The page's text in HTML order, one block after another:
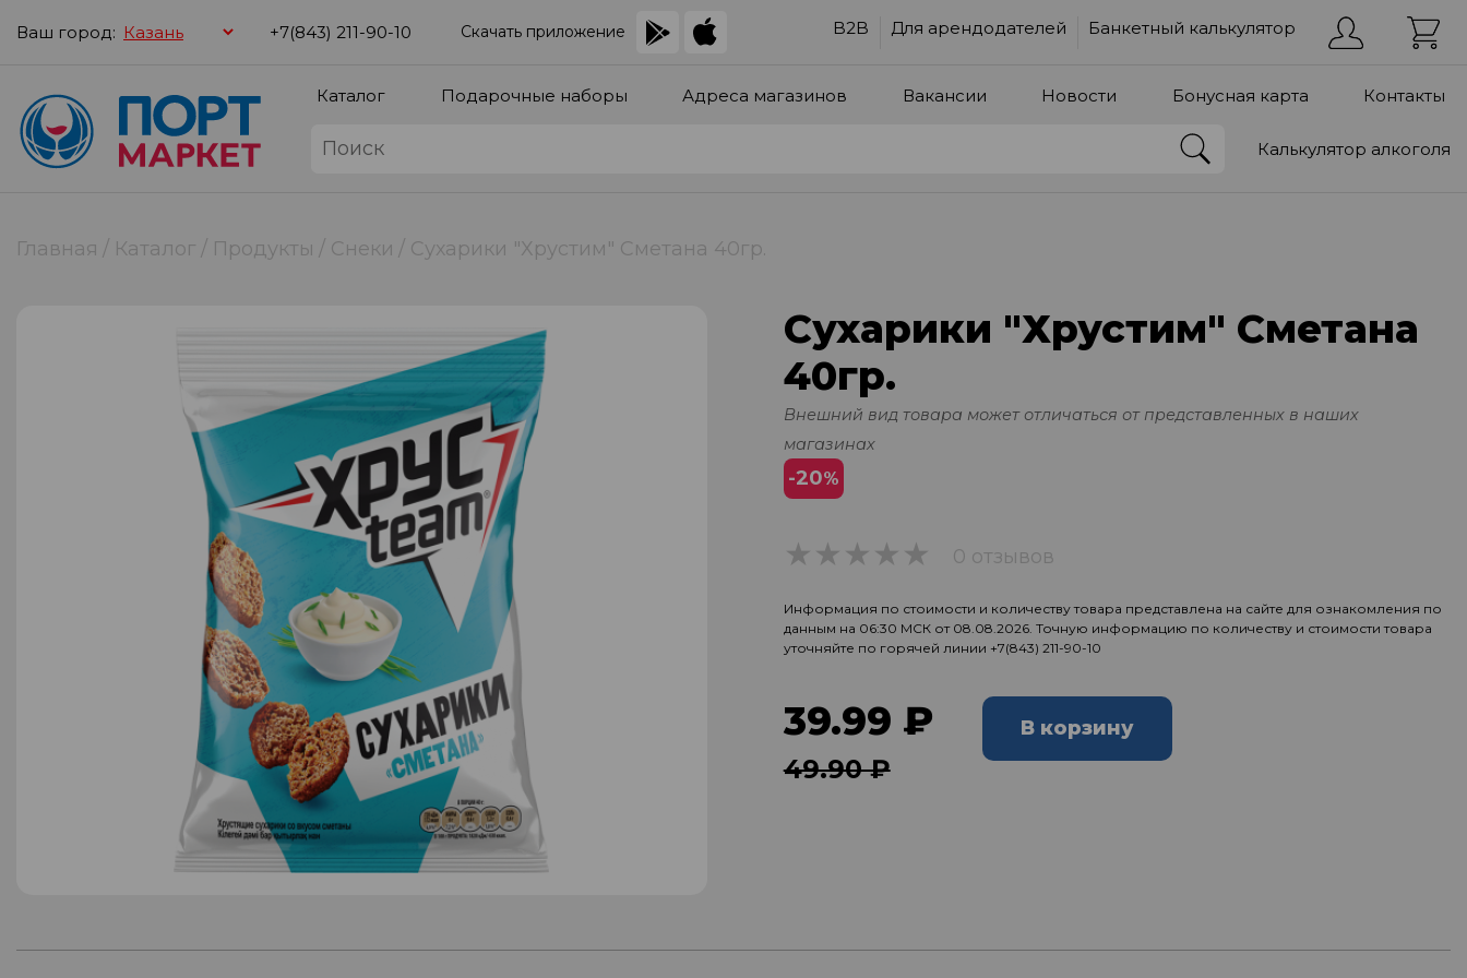
Ваш город: +7(843) 211-90-10 Скачать приложение B2B Для арендодателей Банкетный калькулятор
Каталог Подарочные наборы Адреса магазинов Вакансии Новости Бонусная карта Контакты
Калькулятор алкоголя
Главная Каталог Продукты Снеки Сухарики "Хрустим" Сметана 40гр.
Сухарики "Хрустим" Сметана
40гр.
Внешний вид товара может отличаться от представленных в наших
магазинах
-20%
0 отзывов
Информация по стоимости и количеству товара представлена на сайте для ознакомления по
данным на 06:30 МСК от 08.08.2026. Точную информацию по количеству и стоимости товара
уточняйте по горячей линии +7(843) 211-90-10
39.99 ₽
49.90 ₽
В корзину